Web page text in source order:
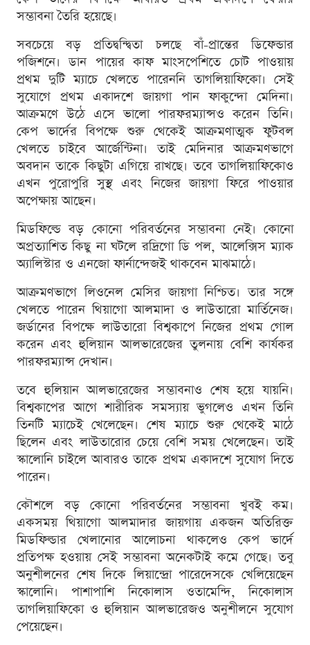
সম্ভাবনা তৈরি হয়েছে।
সবচেয়ে বড় প্রতিদ্বন্দ্বিতা চলছে বাঁ-প্রান্তের ডিফেন্ডার
পজিশনে। ডান পায়ের কাফ মাংসপেশিতে চোট পাওয়ায়
প্রথম দুটি ম্যাচে খেলতে পারেননি তাগলিয়াফিকো। সেই
সুযোগে প্রথম একাদশে জায়গা পান ফাকুন্দো মেদিনা।
আক্রমণে উঠে এসে ভালো পারফরম্যান্সও করেন তিনি।
কেপ ভার্দের বিপক্ষে শুরু থেকেই আক্রমণাত্মক ফুটবল
খেলতে চাইবে আর্জেন্টিনা। তাই মেদিনার আক্রমণভাগে
অবদান তাকে কিছুটা এগিয়ে রাখছে। তবে তাগলিয়াফিকোও
এখন পুরোপুরি সুস্থ এবং নিজের জায়গা ফিরে পাওয়ার
অপেক্ষায় আছেন।
মিডফিল্ডে বড় কোনো পরিবর্তনের সম্ভাবনা নেই। কোনো
অপ্রত্যাশিত কিছু না ঘটলে রদ্রিগো ডি পল, আলেক্সিস ম্যাক
অ্যালিস্টার ও এনজো ফার্নান্দেজই থাকবেন মাঝমাঠে।
আক্রমণভাগে লিওনেল মেসির জায়গা নিশ্চিত। তার সঙ্গে
খেলতে পারেন থিয়াগো আলমাদা ও লাউতারো মার্তিনেজ।
জর্ডানের বিপক্ষে লাউতারো বিশ্বকাপে নিজের প্রথম গোল
করেন এবং হুলিয়ান আলভারেজের তুলনায় বেশি কার্যকর
পারফরম্যান্স দেখান।
তবে হুলিয়ান আলভারেজের সম্ভাবনাও শেষ হয়ে যায়নি।
বিশ্বকাপের আগে শারীরিক সমস্যায় ভুগলেও এখন তিনি
তিনটি ম্যাচেই খেলেছেন। শেষ ম্যাচে শুরু থেকেই মাঠে
ছিলেন এবং লাউতারোর চেয়ে বেশি সময় খেলেছেন। তাই
স্কালোনি চাইলে আবারও তাকে প্রথম একাদশে সুযোগ দিতে
পারেন।
কৌশলে বড় কোনো পরিবর্তনের সম্ভাবনা খুবই কম।
একসময় থিয়াগো আলমাদার জায়গায় একজন অতিরিক্ত
মিডফিল্ডার খেলানোর আলোচনা থাকলেও কেপ ভার্দে
প্রতিপক্ষ হওয়ায় সেই সম্ভাবনা অনেকটাই কমে গেছে। তবু
অনুশীলনের শেষ দিকে লিয়ান্দ্রো পারেদেসকে খেলিয়েছেন
স্কালোনি। পাশাপাশি নিকোলাস ওতামেন্দি, নিকোলাস
তাগলিয়াফিকো ও হুলিয়ান আলভারেজও অনুশীলনে সুযোগ
পেয়েছেন।